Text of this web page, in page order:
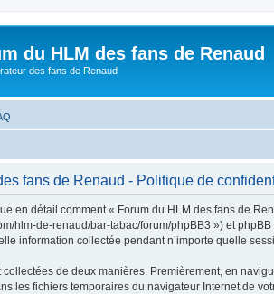
du HLM des fans de Renaud
des fans de Renaud
fans de Renaud - Politique de
en détail comment « Forum du HLM des fans de
hlm-de-renaud/bar-tabac/forum/phpBB3 ») et
information collectée pendant n’importe quelle
collectées de deux manières. Premièrement, en
les fichiers temporaires du navigateur Internet de